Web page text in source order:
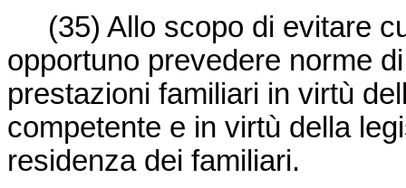
(35) Allo scopo di evitare
opportuno prevedere norme
prestazioni familiari in virtù
competente e in virtù della
residenza dei familiari.